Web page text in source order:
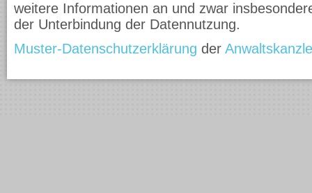
weitere Informationen an und zwar
der Unterbindung der Datennutzung.
Muster-Datenschutzerklärung der